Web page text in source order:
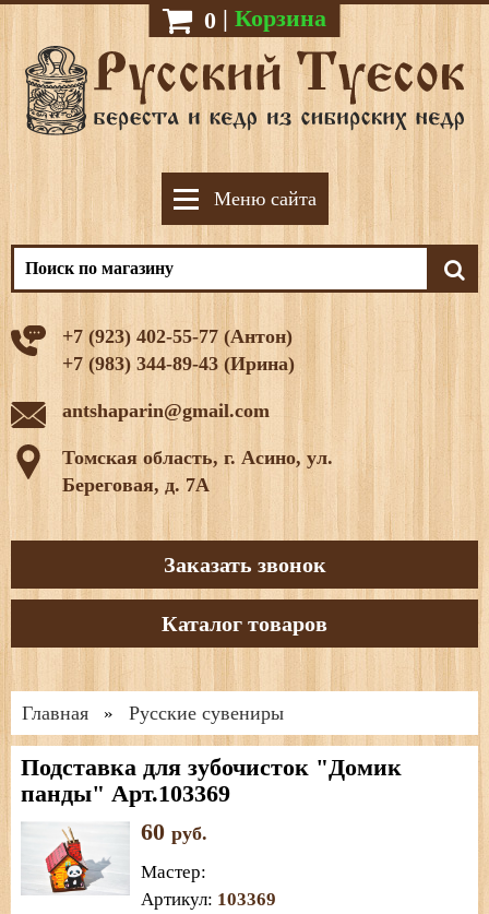
0 | Корзина
Меню сайта
+7 (923) 402-55-77 (Антон)
+7 (983) 344-89-43 (Ирина)
antshaparin@gmail.com
Томская область, г. Асино, ул.
Береговая, д. 7А
Заказать звонок
Каталог товаров
Главная » Русские сувениры
Подставка для зубочисток "Домик
панды" Арт.103369
60 руб.
Мастер:
Артикул: 103369